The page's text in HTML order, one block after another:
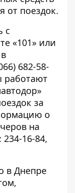
от поездок.
с
«101» или
682-58-
работают
за
о
на
16-84,
в Днепре